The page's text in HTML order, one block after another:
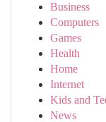
Business
Computers
Games
Health
Home
Internet
Kids and
News